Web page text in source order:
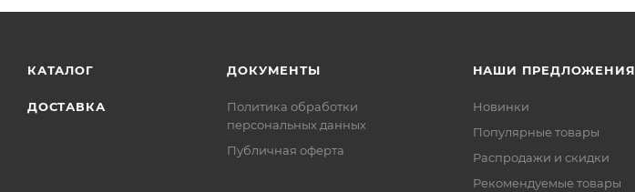
КАТАЛОГ
ДОСТАВКА
ДОКУМЕНТЫ
Политика обработки
персональных данных
Публичная оферта
НАШИ ПРЕДЛОЖЕНИЯ
Новинки
Популярные товары
Распродажи и скидки
Рекомендуемые товары